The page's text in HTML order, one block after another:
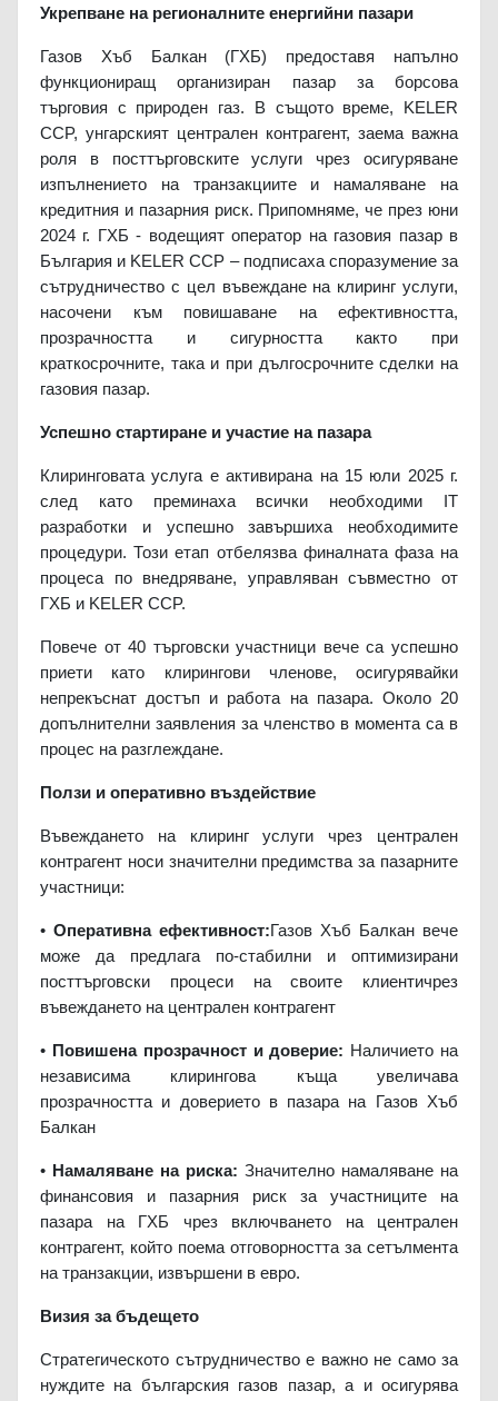
Укрепване на регионалните енергийни пазари
Газов Хъб Балкан (ГХБ) предоставя напълно
функциониращ организиран пазар за борсова
търговия с природен газ. В същото време, KELER
CCP, унгарският централен контрагент, заема важна
роля в посттърговските услуги чрез осигуряване
изпълнението на транзакциите и намаляване на
кредитния и пазарния риск. Припомняме, че през юни
2024 г. ГХБ - водещият оператор на газовия пазар в
България и KELER CCP – подписаха споразумение за
сътрудничество с цел въвеждане на клиринг услуги,
насочени към повишаване на ефективността,
прозрачността и сигурността както при
краткосрочните, така и при дългосрочните сделки на
газовия пазар.
Успешно стартиране и участие на пазара
Клиринговата услуга е активирана на 15 юли 2025 г.
след като преминаха всички необходими IT
разработки и успешно завършиха необходимите
процедури. Този етап отбелязва финалната фаза на
процеса по внедряване, управляван съвместно от
ГХБ и KELER CCP.
Повече от 40 търговски участници вече са успешно
приети като клирингови членове, осигурявайки
непрекъснат достъп и работа на пазара. Около 20
допълнителни заявления за членство в момента са в
процес на разглеждане.
Ползи и оперативно въздействие
Въвеждането на клиринг услуги чрез централен
контрагент носи значителни предимства за пазарните
участници:
• Оперативна ефективност:Газов Хъб Балкан вече
може да предлага по-стабилни и оптимизирани
посттърговски процеси на своите клиентичрез
въвеждането на централен контрагент
• Повишена прозрачност и доверие: Наличието на
независима клирингова къща увеличава
прозрачността и доверието в пазара на Газов Хъб
Балкан
• Намаляване на риска: Значително намаляване на
финансовия и пазарния риск за участниците на
пазара на ГХБ чрез включването на централен
контрагент, който поема отговорността за сетълмента
на транзакции, извършени в евро.
Визия за бъдещето
Стратегическото сътрудничество е важно не само за
нуждите на българския газов пазар, а и осигурява